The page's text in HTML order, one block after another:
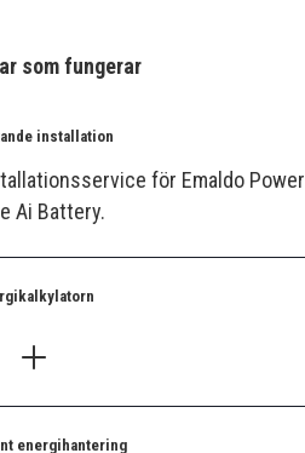
som fungerar
installation
för Emaldo Power
Ai Battery.
energihantering